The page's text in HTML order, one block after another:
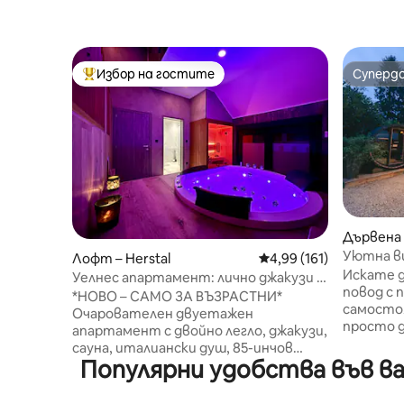
Най-популярен избор на гостите
Избор на гостите
Лофт – Herstal Средна оценка: 4,99
4,99 (161)
Уелнес апартамент: лично джакузи и
сауна
*НОВО – САМО ЗА ВЪЗРАСТНИ*
Очарователен двуетажен
апартамент с двойно легло, джакузи,
сауна, италиански душ, 85-инчов
смарт телевизор и запазено място
за паркиране пред входа 🅿️
Дървена
Уютна
Искате
повод с
просто
тази
Популярни удобства във